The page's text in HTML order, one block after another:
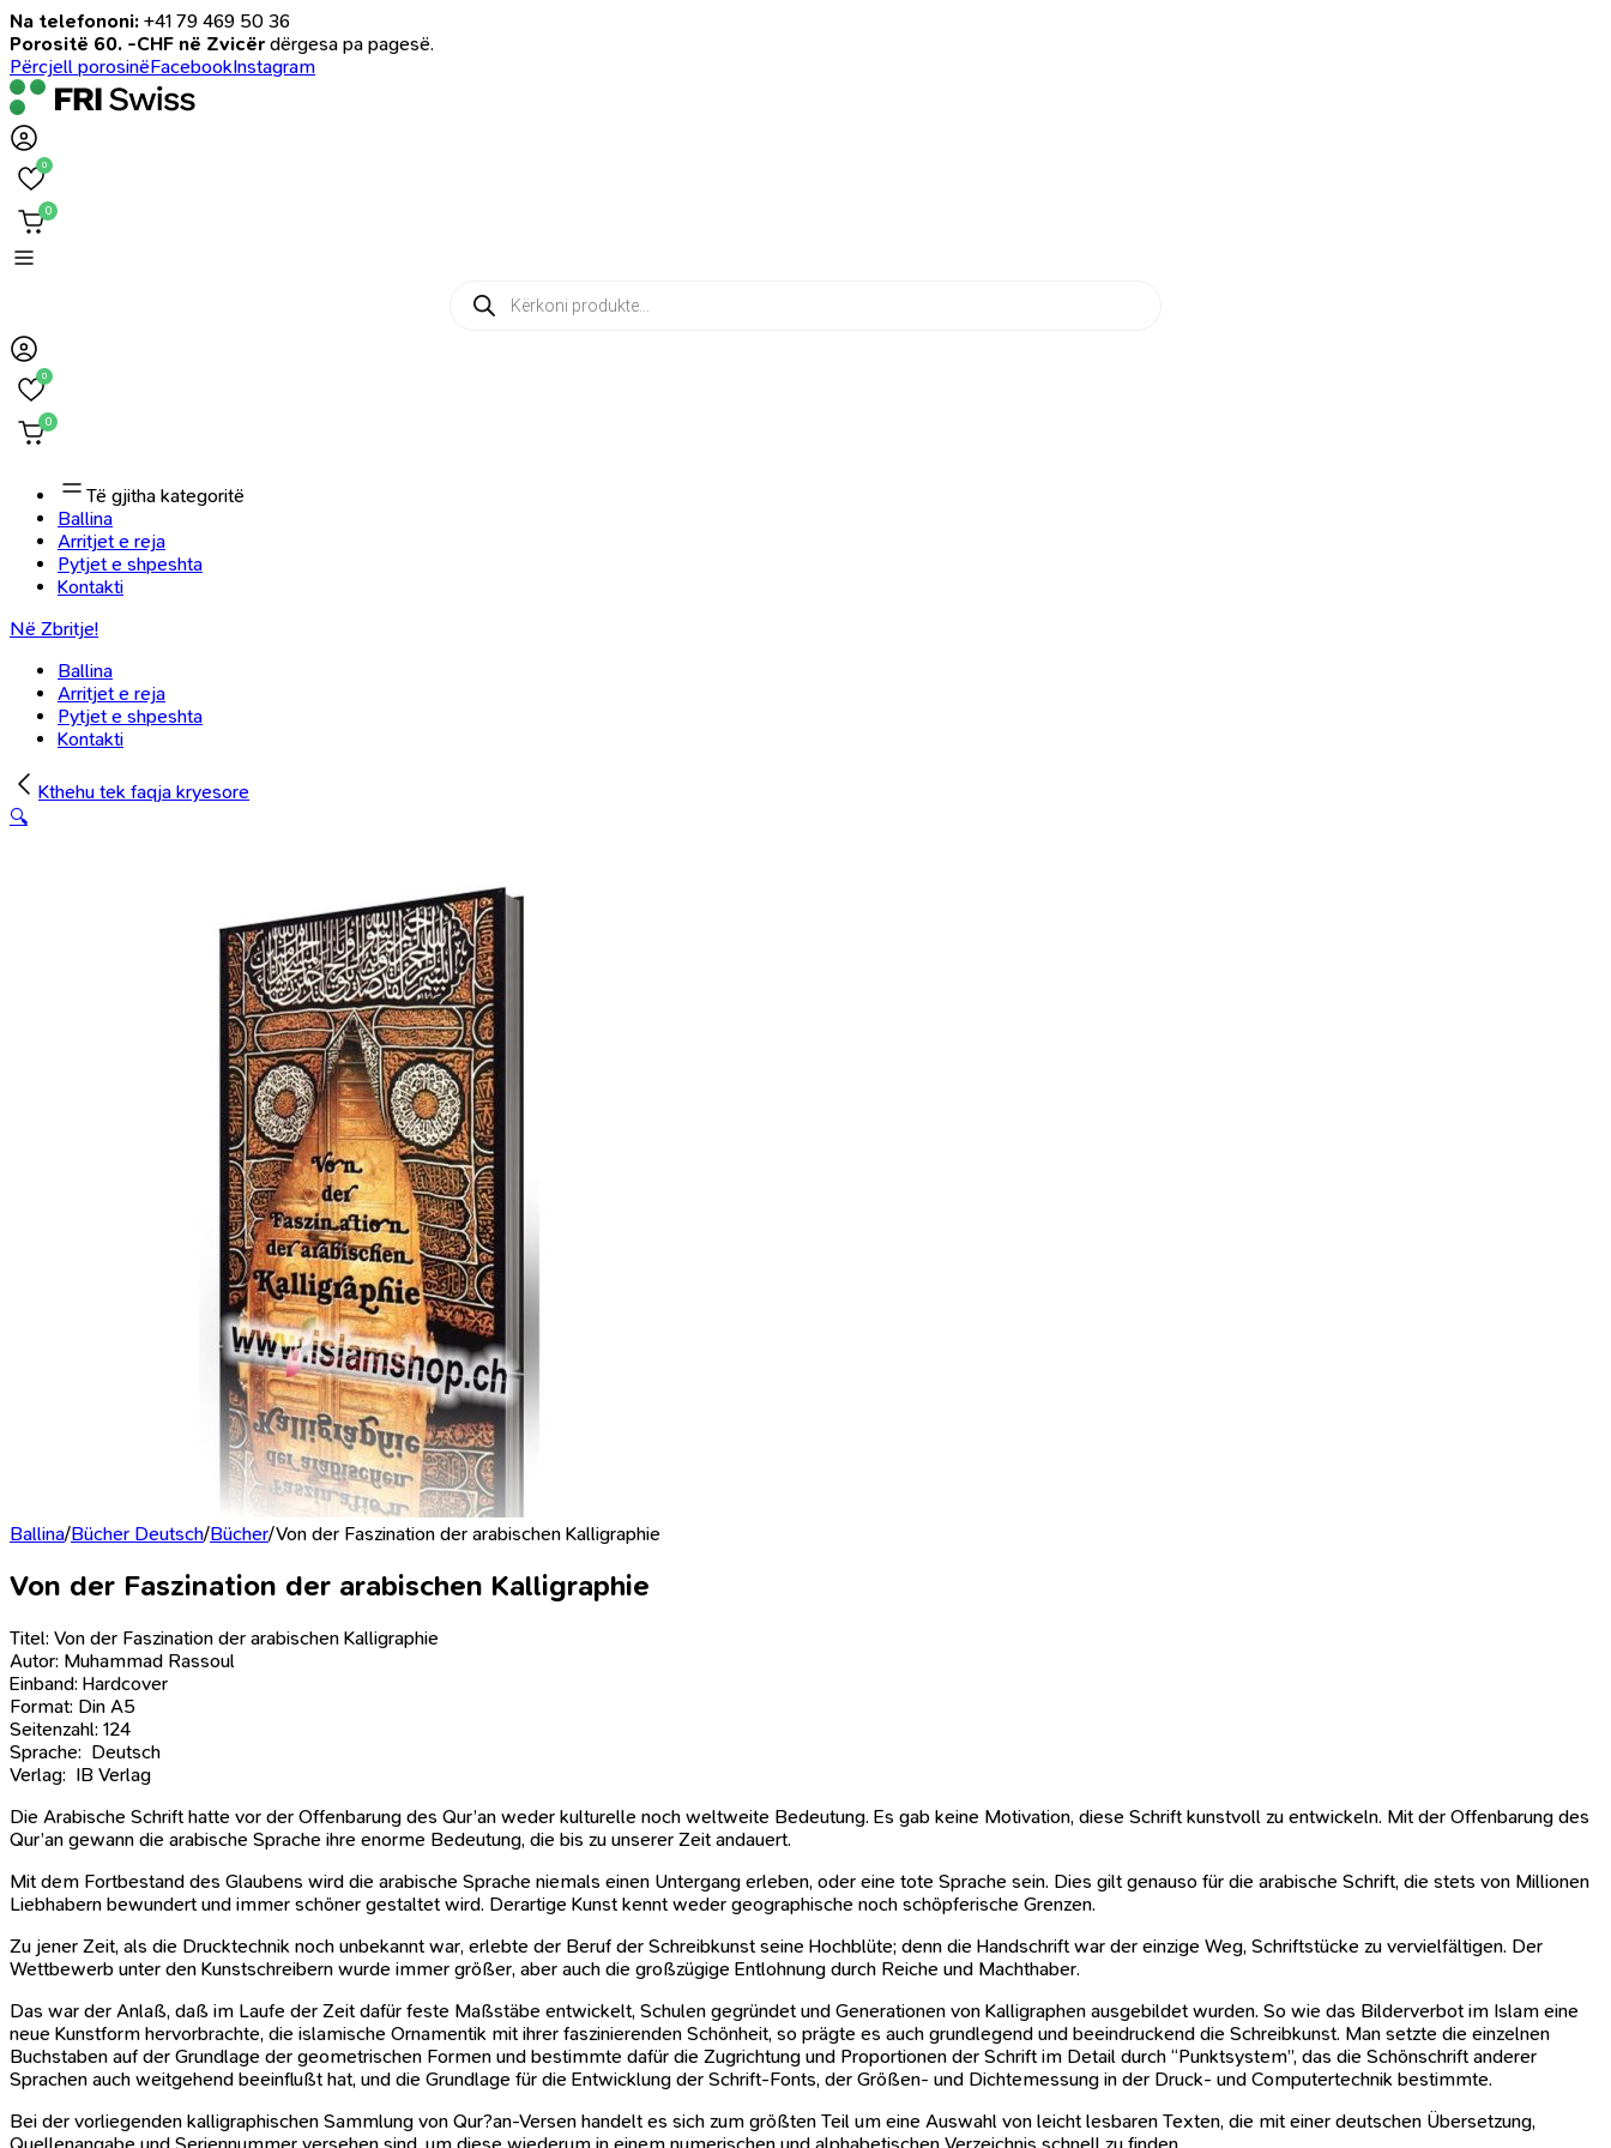
Na telefononi: +41 79 469 50 36
Porositë 60. -CHF në Zvicër dërgesa pa pagesë.
Përcjell porosinëFacebookInstagram
0
0
Products
search
0
0
Të gjitha kategoritë
Ballina
Arritjet e reja
Pytjet e shpeshta
Kontakti
Në Zbritje!
Ballina
Arritjet e reja
Pytjet e shpeshta
Kontakti
Kthehu tek faqja kryesore
🔍
Ballina/Bücher Deutsch/Bücher/Von der Faszination der arabischen Kalligraphie
Von der Faszination der arabischen Kalligraphie
Titel: Von der Faszination der arabischen Kalligraphie
Autor: Muhammad Rassoul
Einband: Hardcover
Format: Din A5
Seitenzahl: 124
Sprache: Deutsch
Verlag: IB Verlag
Die Arabische Schrift hatte vor der Offenbarung des Qur’an weder kulturelle noch weltweite Bedeutung. Es gab keine Motivation, diese Schrift kunstvoll zu entwickeln. Mit der Offenbarung des
Qur’an gewann die arabische Sprache ihre enorme Bedeutung, die bis zu unserer Zeit andauert.
Mit dem Fortbestand des Glaubens wird die arabische Sprache niemals einen Untergang erleben, oder eine tote Sprache sein. Dies gilt genauso für die arabische Schrift, die stets von Millionen
Liebhabern bewundert und immer schöner gestaltet wird. Derartige Kunst kennt weder geographische noch schöpferische Grenzen.
Zu jener Zeit, als die Drucktechnik noch unbekannt war, erlebte der Beruf der Schreibkunst seine Hochblüte; denn die Handschrift war der einzige Weg, Schriftstücke zu vervielfältigen. Der
Wettbewerb unter den Kunstschreibern wurde immer größer, aber auch die großzügige Entlohnung durch Reiche und Machthaber.
Das war der Anlaß, daß im Laufe der Zeit dafür feste Maßstäbe entwickelt, Schulen gegründet und Generationen von Kalligraphen ausgebildet wurden. So wie das Bilderverbot im Islam eine
neue Kunstform hervorbrachte, die islamische Ornamentik mit ihrer faszinierenden Schönheit, so prägte es auch grundlegend und beeindruckend die Schreibkunst. Man setzte die einzelnen
Buchstaben auf der Grundlage der geometrischen Formen und bestimmte dafür die Zugrichtung und Proportionen der Schrift im Detail durch “Punktsystem”, das die Schönschrift anderer
Sprachen auch weitgehend beeinflußt hat, und die Grundlage für die Entwicklung der Schrift-Fonts, der Größen- und Dichtemessung in der Druck- und Computertechnik bestimmte.
Bei der vorliegenden kalligraphischen Sammlung von Qur?an-Versen handelt es sich zum größten Teil um eine Auswahl von leicht lesbaren Texten, die mit einer deutschen Übersetzung,